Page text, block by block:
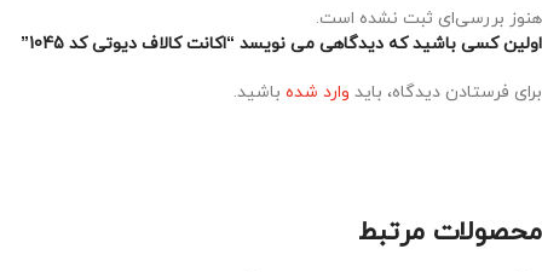
هنوز بررسی‌ای ثبت نشده است.
اولین کسی باشید که دیدگاهی می نویسد “اکانت کالاف دیوتی کد 1045”
برای فرستادن دیدگاه، باید وارد شده باشید.
محصولات مرتبط